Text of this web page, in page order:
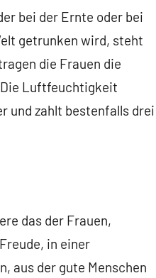
bei der Ernte oder bei
getrunken wird, steht
die Frauen die
Die Luftfeuchtigkeit
und zahlt bestenfalls drei
das der Frauen,
in einer
aus der gute Menschen